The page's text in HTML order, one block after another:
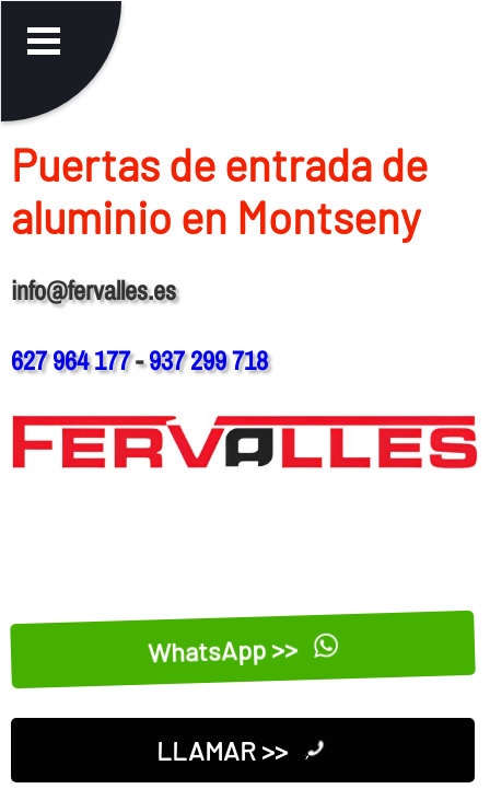
Puertas de entrada de
aluminio en Montseny
info@fervalles.es
627 964 177-937 299 718
WhatsApp >>
LLAMAR >>